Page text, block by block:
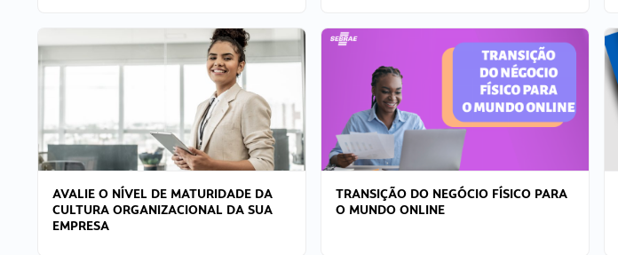
AVALIE O NÍVEL DE MATURIDADE DA
CULTURA ORGANIZACIONAL DA SUA
EMPRESA
TRANSIÇÃO DO NEGÓCIO FÍSICO PARA
O MUNDO ONLINE